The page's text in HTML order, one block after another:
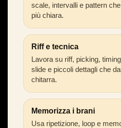
scale, intervalli e pattern
più chiara.
Riff e tecnica
Lavora su riff, picking,
slide e piccoli dettagli che
chitarra.
Memorizza i brani
Usa ripetizione, loop e